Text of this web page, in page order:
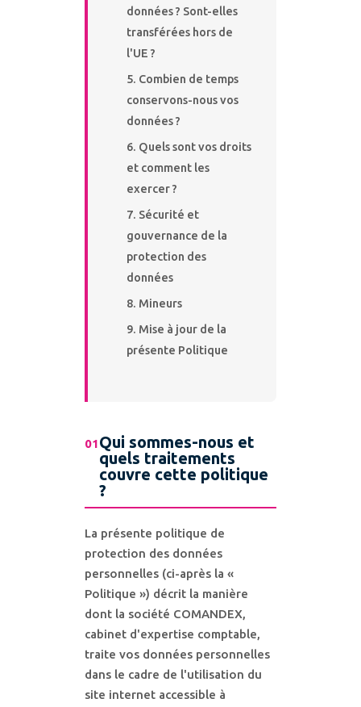
données ? Sont-elles
transférées hors de
l'UE ?
Combien de temps
conservons-nous vos
données ?
Quels sont vos droits
et comment les
exercer ?
Sécurité et
gouvernance de la
protection des
données
Mineurs
Mise à jour de la
présente Politique
01Qui sommes-nous et
quels traitements
couvre cette politique
?
La présente politique de
protection des données
personnelles (ci-après la «
Politique ») décrit la manière
dont la société COMANDEX,
cabinet d'expertise comptable,
traite vos données personnelles
dans le cadre de l'utilisation du
site internet accessible à